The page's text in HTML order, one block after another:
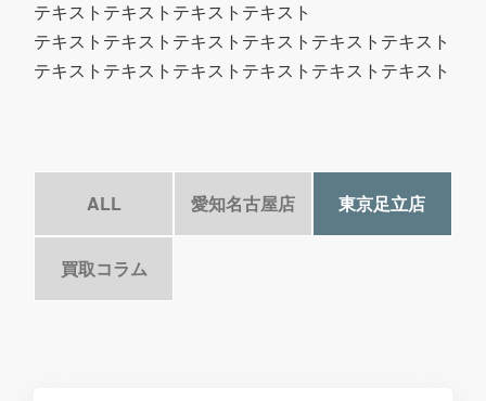
テキストテキストテキストテキスト
テキストテキストテキストテキストテキストテキスト
テキストテキストテキストテキストテキストテキスト
ALL 愛知名古屋店 東京足立店
買取コラム